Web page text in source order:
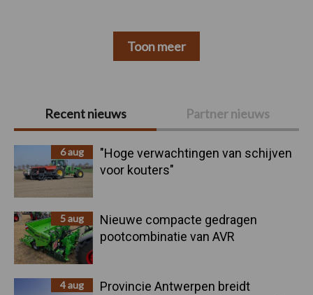
Primaire
Sidebar
Recent nieuws Partner nieuws
6 aug
"Hoge verwachtingen van schijven
voor kouters"
5 aug
Nieuwe compacte gedragen
pootcombinatie van AVR
4 aug
Provincie Antwerpen breidt
Toon meer